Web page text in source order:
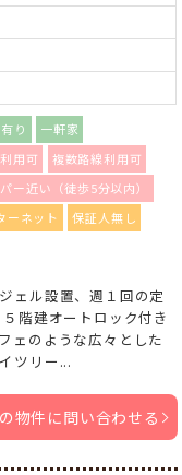
り
一軒家
用可
複数路線利用可
ー近い（徒歩5分以内）
ーネット
保証人無し
ェル設置、週１回の定
階建オートロック付き
ェのような広々とした
ツリー...
物件に問い合わせる